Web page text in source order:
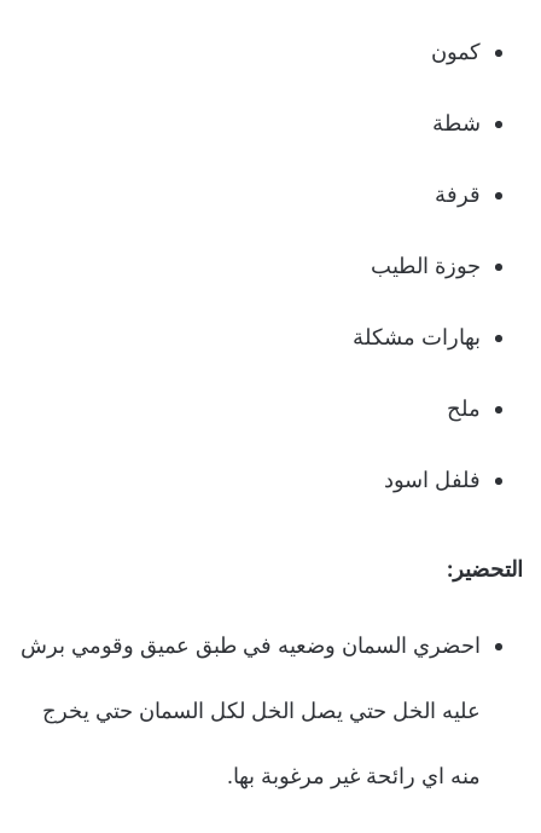
كمون
شطة
قرفة
جوزة الطيب
بهارات مشكلة
ملح
فلفل اسود
التحضير:
احضري السمان وضعيه في طبق عميق وقومي برش
عليه الخل حتي يصل الخل لكل السمان حتي يخرج
منه اي رائحة غير مرغوبة بها.